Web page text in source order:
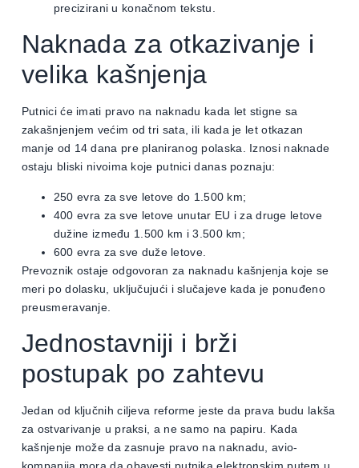
precizirani u konačnom tekstu.
Naknada za otkazivanje i
velika kašnjenja
Putnici će imati pravo na naknadu kada let stigne sa
zakašnjenjem većim od tri sata, ili kada je let otkazan
manje od 14 dana pre planiranog polaska. Iznosi naknade
ostaju bliski nivoima koje putnici danas poznaju:
250 evra za sve letove do 1.500 km;
400 evra za sve letove unutar EU i za druge letove
dužine između 1.500 km i 3.500 km;
600 evra za sve duže letove.
Prevoznik ostaje odgovoran za naknadu kašnjenja koje se
meri po dolasku, uključujući i slučajeve kada je ponuđeno
preusmeravanje.
Jednostavniji i brži
postupak po zahtevu
Jedan od ključnih ciljeva reforme jeste da prava budu lakša
za ostvarivanje u praksi, a ne samo na papiru. Kada
kašnjenje može da zasnuje pravo na naknadu, avio-